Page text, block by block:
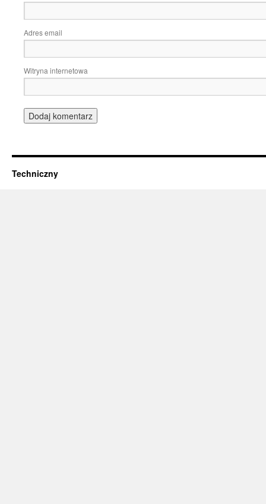
Adres email
Witryna internetowa
Techniczny